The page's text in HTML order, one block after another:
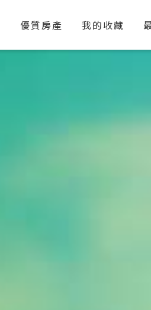
優質房產 我的收藏